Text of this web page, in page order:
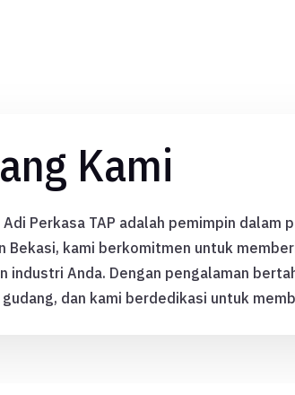
Kami
Adi Perkasa TAP adalah pemimpin dalam
Bekasi, kami berkomitmen untuk
industri Anda. Dengan pengalaman
dan kami berdedikasi untuk